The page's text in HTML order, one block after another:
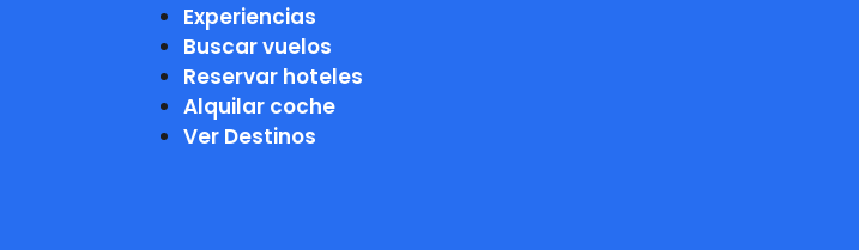
Experiencias
Buscar vuelos
Reservar hoteles
Alquilar coche
Ver Destinos